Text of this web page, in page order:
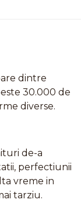
dintre
30.000 de
diverse.
de-a
perfectiunii
vreme in
tarziu.